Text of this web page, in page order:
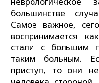
большинстве
Самое важное,
воспринимается
стали с большим
таким больным.
приступ, то они